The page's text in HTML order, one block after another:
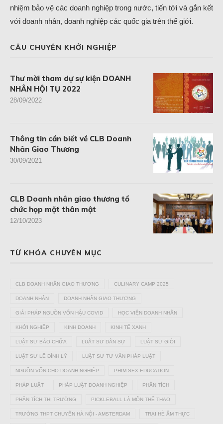
nhiệm bảo vệ các doanh nghiệp trong nước, tiến tới và gắn kết
với doanh nhân, doanh nghiệp các quốc gia trên thế giới.
CÂU CHUYÊN KHỞI NGHIỆP
Thư mời tham dự sự kiện DOANH
NHÂN HỘI TỤ 2022
28/09/2022
Thông tin cần biết về CLB Doanh
Nhân Giao Thương
30/09/2021
CLB Doanh nhân giao thương tổ
chức họp mặt thân mật
12/10/2023
TỪ KHÓA CHUYÊN MỤC
CLB DOANH NHÂN GIAO THƯƠNG CULINARY CAMP 2025
DOANH NHÂN DOANH NHÂN GIAO THƯƠNG
GIẢI PHÁP NGUỒN VỐN HẬU COVID HỌC VIỆN DOANH NHÂN
KHỞI NGHIỆP KINH DOANH KINH TẾ XANH
LUẬT SƯ BÀO CHỮA LUẬT SƯ DÂN SỰ LUẬT SƯ GIỎI
LUẬT SƯ LÊ ĐÌNH LÝ LUẬT SƯ TƯ VẤN PHÁP LUẬT
NGUỒN VỐN CHO DOANH NGHIỆP PHIM SEX EDUCATION
PHÁP LUẬT PHÁP LUẬT DOANH NGHIỆP PHÂN TÍCH
PHÂN TÍCH THỊ TRƯỜNG PICKLEBALL LÀ MÔN THỂ THAO
TRƯỜNG THPT CHUYÊN HÀ NỘI - AMSTERDAM TRẠI HÈ ẨM THỰC